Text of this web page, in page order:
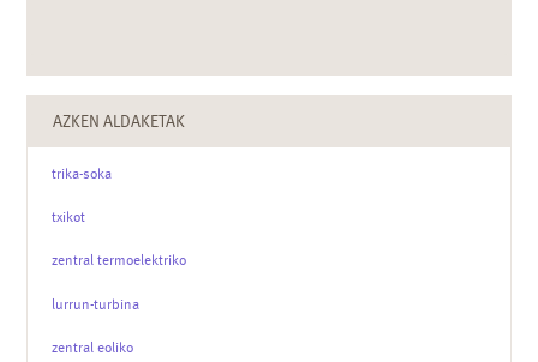
AZKEN ALDAKETAK
trika-soka
txikot
zentral termoelektriko
lurrun-turbina
zentral eoliko